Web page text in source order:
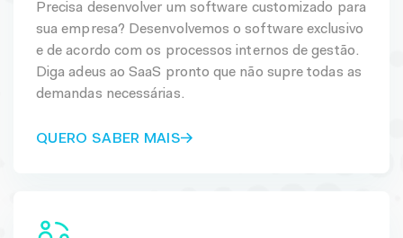
Precisa desenvolver um software customizado para
sua empresa? Desenvolvemos o software exclusivo
e de acordo com os processos internos de gestão.
Diga adeus ao SaaS pronto que não supre todas as
demandas necessárias.
QUERO SABER MAIS